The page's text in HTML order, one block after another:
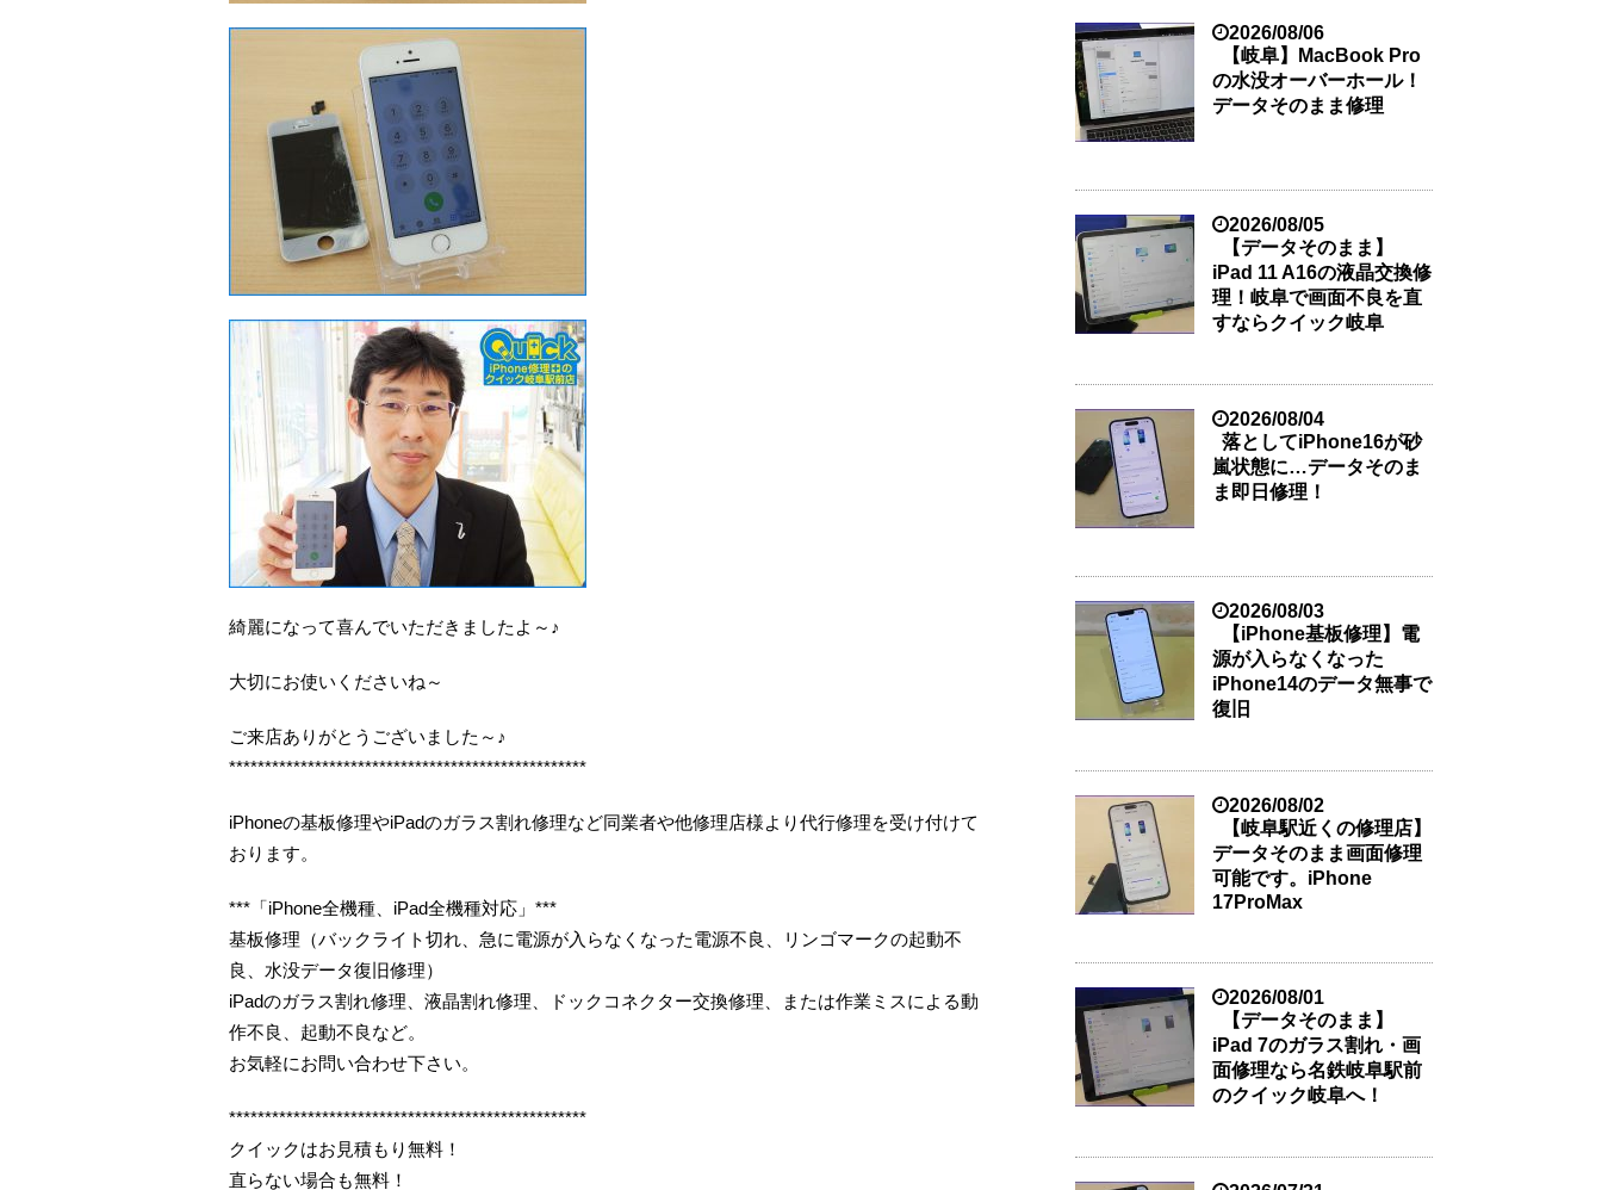
綺麗になって喜んでいただきましたよ～♪
大切にお使いくださいね～
ご来店ありがとうございました～♪
**************************************************
iPhoneの基板修理やiPadのガラス割れ修理など同業者や他修理店様より代行修理を受け付けて
おります。
***「iPhone全機種、iPad全機種対応」***
基板修理（バックライト切れ、急に電源が入らなくなった電源不良、リンゴマークの起動不
良、水没データ復旧修理）
iPadのガラス割れ修理、液晶割れ修理、ドックコネクター交換修理、または作業ミスによる動
作不良、起動不良など。
お気軽にお問い合わせ下さい。
**************************************************
クイックはお見積もり無料！
直らない場合も無料！
2026/08/06
【岐阜】MacBook Pro
の水没オーバーホール！
データそのまま修理
2026/08/05
【データそのまま】
iPad 11 A16の液晶交換修
理！岐阜で画面不良を直
すならクイック岐阜
2026/08/04
落としてiPhone16が砂
嵐状態に…データそのま
ま即日修理！
2026/08/03
【iPhone基板修理】電
源が入らなくなった
iPhone14のデータ無事で
復旧
2026/08/02
【岐阜駅近くの修理店】
データそのまま画面修理
可能です。iPhone
17ProMax
2026/08/01
【データそのまま】
iPad 7のガラス割れ・画
面修理なら名鉄岐阜駅前
のクイック岐阜へ！